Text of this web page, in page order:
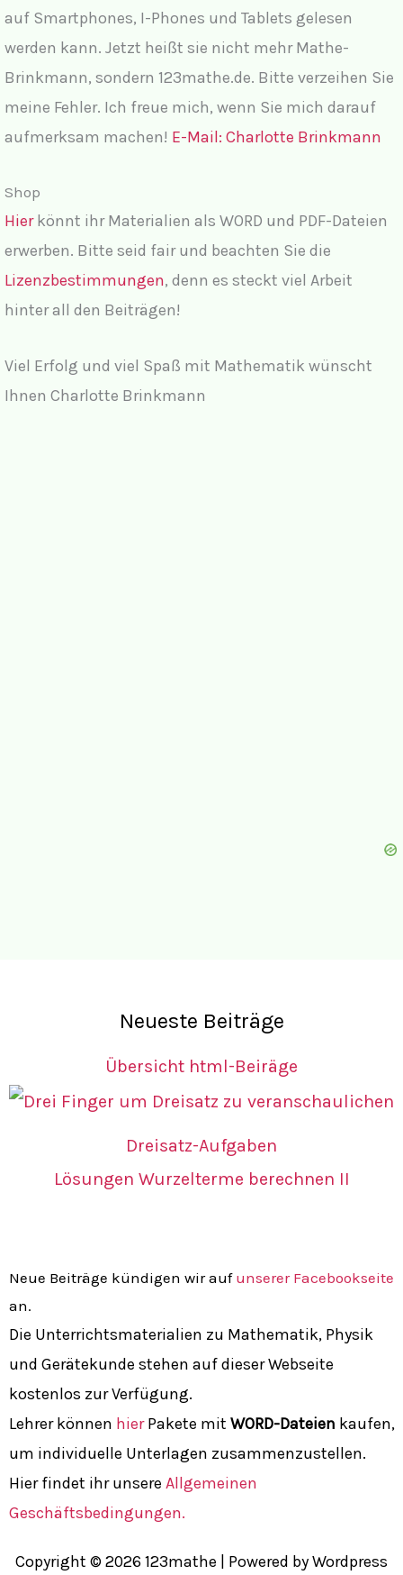
auf Smartphones, I-Phones und Tablets gelesen
werden kann. Jetzt heißt sie nicht mehr Mathe-
Brinkmann, sondern 123mathe.de. Bitte verzeihen Sie
meine Fehler. Ich freue mich, wenn Sie mich darauf
aufmerksam machen! E-Mail: Charlotte Brinkmann
Shop
Hierkönnt ihr Materialien als WORD und PDF-Dateien
erwerben. Bitte seid fair und beachten Sie die
Lizenzbestimmungen, denn es steckt viel Arbeit
hinter all den Beiträgen!
Viel Erfolg und viel Spaß mit Mathematik wünscht
Ihnen Charlotte Brinkmann
Neueste Beiträge
Übersicht html-Beiräge
Dreisatz-Aufgaben
Lösungen Wurzelterme berechnen II
Neue Beiträge kündigen wir auf unserer Facebookseite
an.
Die Unterrichtsmaterialien zu Mathematik, Physik
und Gerätekunde stehen auf dieser Webseite
kostenlos zur Verfügung.
Lehrer können hierPakete mit WORD-Dateien kaufen,
um individuelle Unterlagen zusammenzustellen.
Hier findet ihr unsere Allgemeinen
Geschäftsbedingungen.
Copyright © 2026 123mathe | Powered by Wordpress